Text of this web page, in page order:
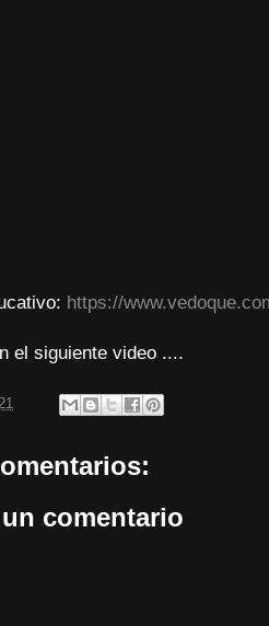
https://
el siguiente video ....
comentario